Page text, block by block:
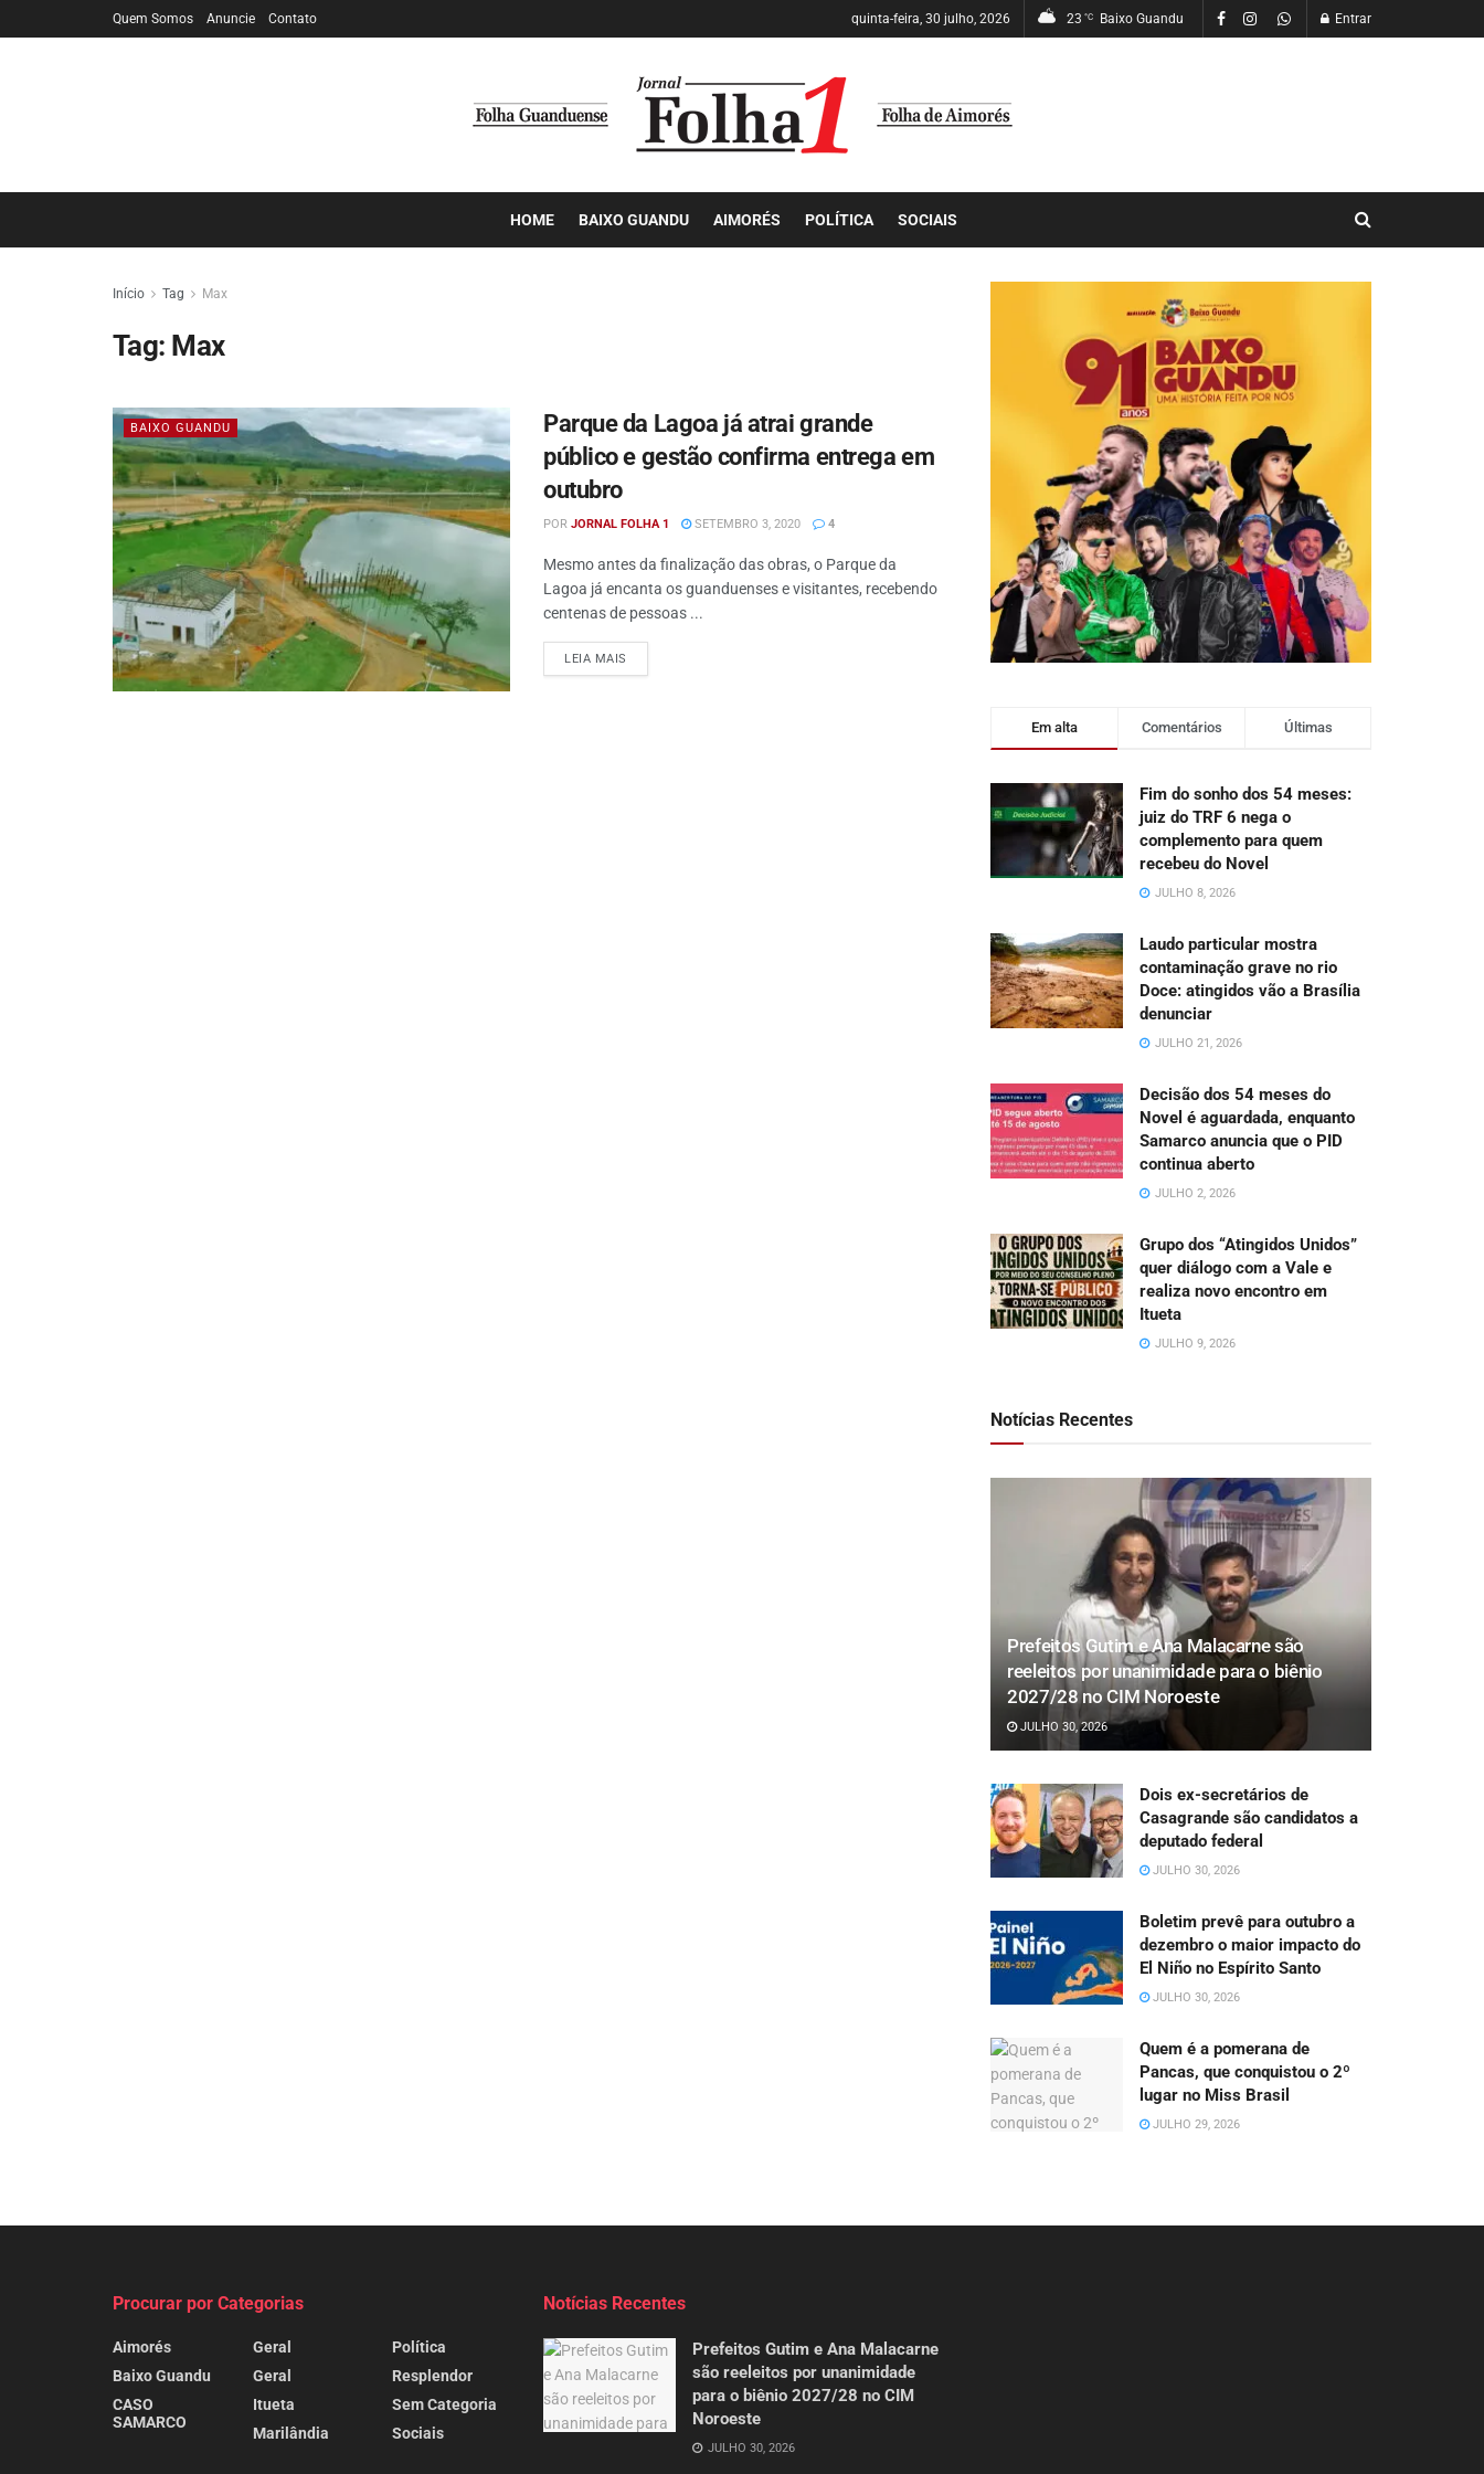
Quem Somos Anuncie Contato quinta-feira, 30 julho, 2026 23 °C Baixo Guandu Entrar
HOME BAIXO GUANDU AIMORÉS POLÍTICA SOCIAIS
Início Tag Max
Tag: Max
BAIXO GUANDU
Parque da Lagoa já atrai grande
público e gestão confirma entrega em
outubro
POR JORNAL FOLHA 1 SETEMBRO 3, 2020 4
Mesmo antes da finalização das obras, o Parque da
Lagoa já encanta os guanduenses e visitantes, recebendo
centenas de pessoas ...
LEIA MAIS
Em alta Comentários Últimas
Fim do sonho dos 54 meses:
juiz do TRF 6 nega o
complemento para quem
recebeu do Novel
JULHO 8, 2026
Laudo particular mostra
contaminação grave no rio
Doce: atingidos vão a Brasília
denunciar
JULHO 21, 2026
Decisão dos 54 meses do
Novel é aguardada, enquanto
Samarco anuncia que o PID
continua aberto
JULHO 2, 2026
Grupo dos “Atingidos Unidos”
quer diálogo com a Vale e
realiza novo encontro em
Itueta
JULHO 9, 2026
Notícias Recentes
Prefeitos Gutim e Ana Malacarne são
reeleitos por unanimidade para o biênio
2027/28 no CIM Noroeste
JULHO 30, 2026
Dois ex-secretários de
Casagrande são candidatos a
deputado federal
JULHO 30, 2026
Boletim prevê para outubro a
dezembro o maior impacto do
El Niño no Espírito Santo
JULHO 30, 2026
Quem é a pomerana de
Pancas, que conquistou o 2º
lugar no Miss Brasil
JULHO 29, 2026
Procurar por Categorias
Aimorés
Baixo Guandu
CASO
SAMARCO
Geral
Geral
Itueta
Marilândia
Política
Resplendor
Sem Categoria
Sociais
Notícias Recentes
Prefeitos Gutim e Ana Malacarne
são reeleitos por unanimidade
para o biênio 2027/28 no CIM
Noroeste
JULHO 30, 2026